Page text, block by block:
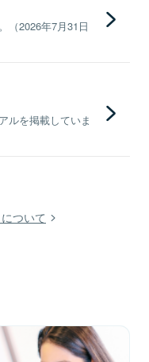
（2026年7月31日
ルを掲載していま
ついて